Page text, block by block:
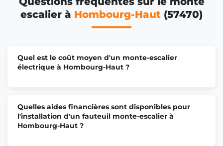
escalier à Hombourg-Haut (57470)
Quel est le coût moyen d'un monte-escalier
électrique à Hombourg-Haut ?
Quelles aides financières sont disponibles pour
l'installation d'un fauteuil monte-escalier à
Hombourg-Haut ?